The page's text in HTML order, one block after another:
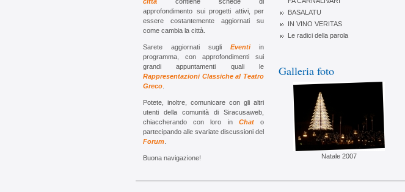
approfondimento sui progetti attivi, per
essere costantemente aggiornati su
come cambia la città.
Sarete aggiornati sugliEventiin
programma, con approfondimenti sui
grandi appuntamenti quali le
Rappresentazioni Classiche al Teatro
Greco
Potete, inoltre, comunicare con gli altri
utenti della comunità di Siracusaweb,
chiaccherando con loro in Chato
partecipando alle svariate discussioni del
Forum
Buona navigazione!
BASALATU
IN VINO VERITAS
Le radici della parola
Galleria foto
Natale 2007